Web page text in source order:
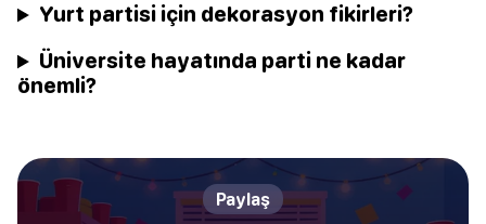
Yurt partisi için dekorasyon fikirleri?
Üniversite hayatında parti ne kadar
önemli?
Paylaş